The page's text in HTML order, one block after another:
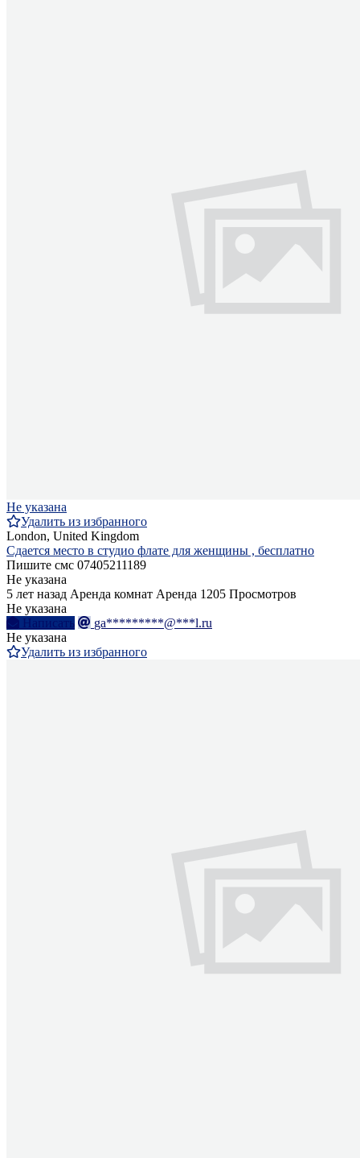
Не указана
Удалить из избранного
London, United Kingdom
Сдается место в студио флате для женщины , бесплатно
Пишите смс 07405211189
Не указана
5 лет назад Аренда комнат Аренда 1205 Просмотров
Не указана
Написать
ga*********@***l.ru
Не указана
Удалить из избранного